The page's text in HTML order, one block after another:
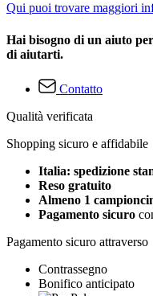
Qui puoi trovare maggiori
Hai bisogno di un aiuto
di aiutarti.
Contatto
Qualità verificata
Shopping sicuro e affidabile
Italia: spedizione
Reso gratuito
Almeno 1
Pagamento sicuro
Pagamento sicuro attraverso
Contrassegno
Bonifico anticipato